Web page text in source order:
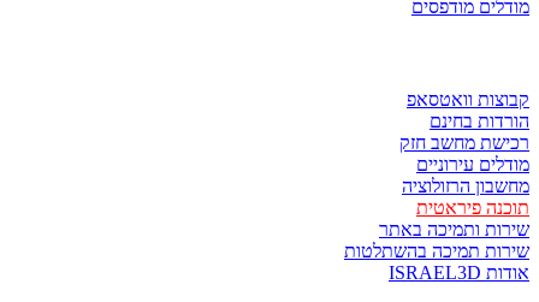
מודלים מודפסים
קבוצות וואטסאפ
הורדות בחינם
רכישת מחשב חזק
מודלים עירוניים
מחשבון הרזולוציה
תוכנה פיראטית
שירות ותמיכה באתר
שירות תמיכה בהשתלטות
אודות ISRAEL3D